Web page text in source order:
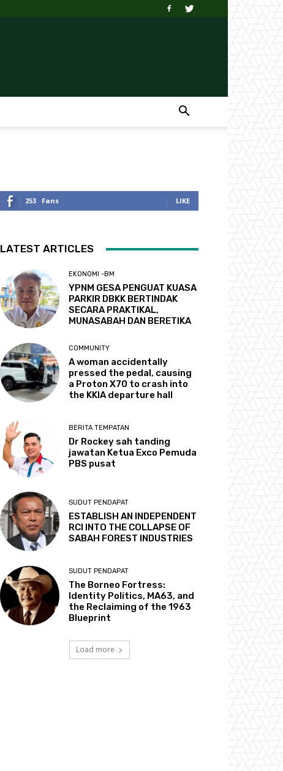
253 Fans LIKE
LATEST ARTICLES
EKONOMI -BM
YPNM GESA PENGUAT KUASA
PARKIR DBKK BERTINDAK
SECARA PRAKTIKAL,
MUNASABAH DAN BERETIKA
COMMUNITY
A woman accidentally
pressed the pedal, causing
a Proton X70 to crash into
the KKIA departure hall
BERITA TEMPATAN
Dr Rockey sah tanding
jawatan Ketua Exco Pemuda
PBS pusat
SUDUT PENDAPAT
ESTABLISH AN INDEPENDENT
RCI INTO THE COLLAPSE OF
SABAH FOREST INDUSTRIES
SUDUT PENDAPAT
The Borneo Fortress:
Identity Politics, MA63, and
the Reclaiming of the 1963
Blueprint
Load more